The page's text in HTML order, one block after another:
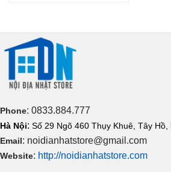
Phone: 0833.884.777
Hà Nội: Số 29 Ngõ 460 Thụy Khuê, Tây Hồ,
Email: noidianhatstore@gmail.com
Website: http://noidianhatstore.com